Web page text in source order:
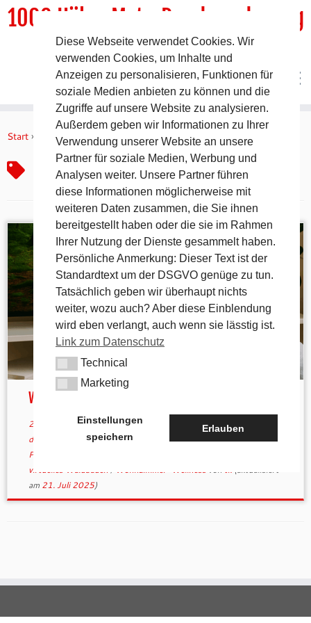
Inhalt
1000 HöhenMeterRundwanderweg
DER Rundwanderweg um Pommelsbrunn
Start » Entspannung zu Hause
Entspannung zu Hause
Waldbaden 2.0
28. Juli 2025inAllgemeinverschlagwortet digitale Achtsamkeit
digitaler Stressabbau/Entspannung zu Hause/Kolumne/Max-
Planck-Studie
virtuelles Waldbaden / Wohnzimmer-Wellness von tk(aktualisiert
am 21. Juli 2025)
Diese Webseite verwendet Cookies. Wir
verwenden Cookies, um Inhalte und
Anzeigen zu personalisieren, Funktionen für
soziale Medien anbieten zu können und die
Zugriffe auf unsere Website zu analysieren.
Außerdem geben wir Informationen zu Ihrer
Verwendung unserer Website an unsere
Partner für soziale Medien, Werbung und
Analysen weiter. Unsere Partner führen
diese Informationen möglicherweise mit
weiteren Daten zusammen, die Sie ihnen
bereitgestellt haben oder die sie im Rahmen
Ihrer Nutzung der Dienste gesammelt haben.
Persönliche Anmerkung: Dieser Text ist der
Standardtext um der DSGVO genüge zu tun.
Tatsächlich geben wir überhaupt nichts
weiter, wozu auch? Aber diese Einblendung
wird eben verlangt, auch wenn sie lässtig ist.
Link zum Datenschutz
TechnicalTechnical
MarketingMarketing
Einstellungen
speichern
Erlauben